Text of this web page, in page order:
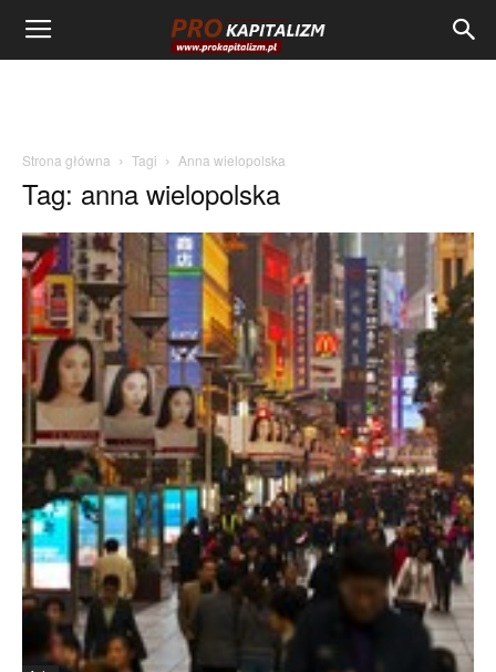
Strona główna Tagi Anna wielopolska
Tag: anna wielopolska